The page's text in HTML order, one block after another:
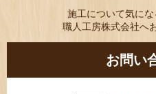
施工について気にな
職人工房株式会社へ
お問い